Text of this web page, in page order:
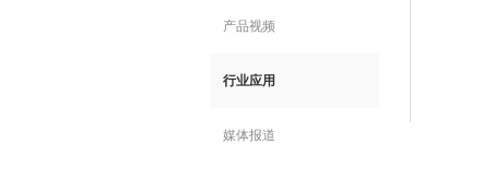
产品视频
行业应用
媒体报道